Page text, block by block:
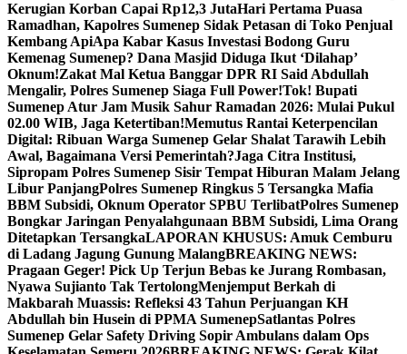
Kerugian Korban Capai Rp12,3 JutaHari Pertama Puasa
Ramadhan, Kapolres Sumenep Sidak Petasan di Toko Penjual
Kembang ApiApa Kabar Kasus Investasi Bodong Guru
Kemenag Sumenep? Dana Masjid Diduga Ikut ‘Dilahap’
Oknum!Zakat Mal Ketua Banggar DPR RI Said Abdullah
Mengalir, Polres Sumenep Siaga Full Power!Tok! Bupati
Sumenep Atur Jam Musik Sahur Ramadan 2026: Mulai Pukul
02.00 WIB, Jaga Ketertiban!Memutus Rantai Keterpencilan
Digital: Ribuan Warga Sumenep Gelar Shalat Tarawih Lebih
Awal, Bagaimana Versi Pemerintah?Jaga Citra Institusi,
Sipropam Polres Sumenep Sisir Tempat Hiburan Malam Jelang
Libur PanjangPolres Sumenep Ringkus 5 Tersangka Mafia
BBM Subsidi, Oknum Operator SPBU TerlibatPolres Sumenep
Bongkar Jaringan Penyalahgunaan BBM Subsidi, Lima Orang
Ditetapkan TersangkaLAPORAN KHUSUS: Amuk Cemburu
di Ladang Jagung Gunung MalangBREAKING NEWS:
Pragaan Geger! Pick Up Terjun Bebas ke Jurang Rombasan,
Nyawa Sujianto Tak TertolongMenjemput Berkah di
Makbarah Muassis: Refleksi 43 Tahun Perjuangan KH
Abdullah bin Husein di PPMA SumenepSatlantas Polres
Sumenep Gelar Safety Driving Sopir Ambulans dalam Ops